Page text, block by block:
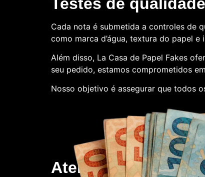
Cada nota é submetida a controles de
como marca d’água, textura do papel e
Além disso, La Casa de Papel Fakes
seu pedido, estamos comprometidos
Nosso objetivo é assegurar que todos
Atendimento ao